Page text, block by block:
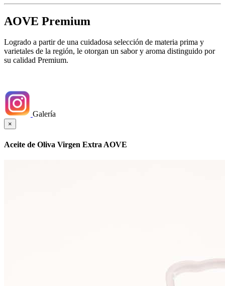
AOVE Premium
Logrado a partir de una cuidadosa selección de materia prima y
varietales de la región, le otorgan un sabor y aroma distinguido por
su calidad Premium.
Galería
×
Aceite de Oliva Virgen Extra AOVE